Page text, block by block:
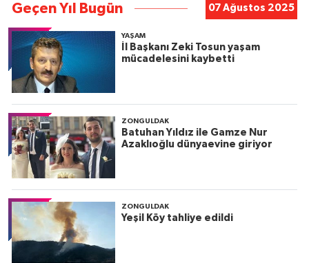
Geçen Yıl Bugün 07 Ağustos 2025
YAŞAM
İl Başkanı Zeki Tosun yaşam
mücadelesini kaybetti
ZONGULDAK
Batuhan Yıldız ile Gamze Nur
Azaklıoğlu dünyaevine giriyor
ZONGULDAK
Yeşil Köy tahliye edildi